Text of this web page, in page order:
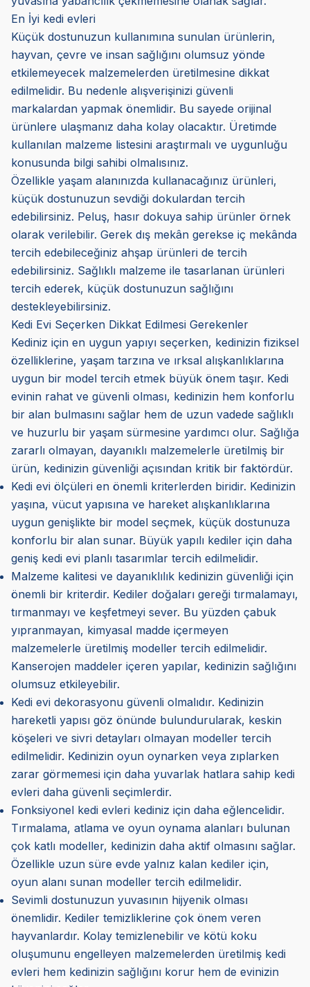
En İyi kedi evleri
Küçük dostunuzun kullanımına sunulan ürünlerin,
hayvan, çevre ve insan sağlığını olumsuz yönde
etkilemeyecek malzemelerden üretilmesine dikkat
edilmelidir. Bu nedenle alışverişinizi güvenli
markalardan yapmak önemlidir. Bu sayede orijinal
ürünlere ulaşmanız daha kolay olacaktır. Üretimde
kullanılan malzeme listesini araştırmalı ve uygunluğu
konusunda bilgi sahibi olmalısınız.
Özellikle yaşam alanınızda kullanacağınız ürünleri,
küçük dostunuzun sevdiği dokulardan tercih
edebilirsiniz. Peluş, hasır dokuya sahip ürünler örnek
olarak verilebilir. Gerek dış mekân gerekse iç mekânda
tercih edebileceğiniz ahşap ürünleri de tercih
edebilirsiniz. Sağlıklı malzeme ile tasarlanan ürünleri
tercih ederek, küçük dostunuzun sağlığını
destekleyebilirsiniz.
Kedi Evi Seçerken Dikkat Edilmesi Gerekenler
Kediniz için en uygun yapıyı seçerken, kedinizin fiziksel
özelliklerine, yaşam tarzına ve ırksal alışkanlıklarına
uygun bir model tercih etmek büyük önem taşır. Kedi
evinin rahat ve güvenli olması, kedinizin hem konforlu
bir alan bulmasını sağlar hem de uzun vadede sağlıklı
ve huzurlu bir yaşam sürmesine yardımcı olur. Sağlığa
zararlı olmayan, dayanıklı malzemelerle üretilmiş bir
ürün, kedinizin güvenliği açısından kritik bir faktördür.
Kedi evi ölçüleri en önemli kriterlerden biridir. Kedinizin
yaşına, vücut yapısına ve hareket alışkanlıklarına
uygun genişlikte bir model seçmek, küçük dostunuza
konforlu bir alan sunar. Büyük yapılı kediler için daha
geniş kedi evi planlı tasarımlar tercih edilmelidir.
Malzeme kalitesi ve dayanıklılık kedinizin güvenliği için
önemli bir kriterdir. Kediler doğaları gereği tırmalamayı,
tırmanmayı ve keşfetmeyi sever. Bu yüzden çabuk
yıpranmayan, kimyasal madde içermeyen
malzemelerle üretilmiş modeller tercih edilmelidir.
Kanserojen maddeler içeren yapılar, kedinizin sağlığını
olumsuz etkileyebilir.
Kedi evi dekorasyonu güvenli olmalıdır. Kedinizin
hareketli yapısı göz önünde bulundurularak, keskin
köşeleri ve sivri detayları olmayan modeller tercih
edilmelidir. Kedinizin oyun oynarken veya zıplarken
zarar görmemesi için daha yuvarlak hatlara sahip kedi
evleri daha güvenli seçimlerdir.
Fonksiyonel kedi evleri kediniz için daha eğlencelidir.
Tırmalama, atlama ve oyun oynama alanları bulunan
çok katlı modeller, kedinizin daha aktif olmasını sağlar.
Özellikle uzun süre evde yalnız kalan kediler için,
oyun alanı sunan modeller tercih edilmelidir.
Sevimli dostunuzun yuvasının hijyenik olması
önemlidir. Kediler temizliklerine çok önem veren
hayvanlardır. Kolay temizlenebilir ve kötü koku
oluşumunu engelleyen malzemelerden üretilmiş kedi
evleri hem kedinizin sağlığını korur hem de evinizin